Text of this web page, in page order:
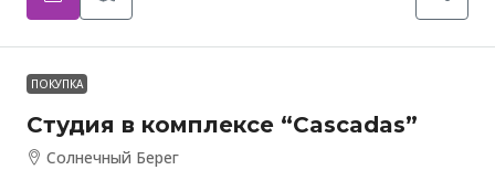
ПОКУПКА
Студия в комплексе “Cascadas”
Солнечный Берег